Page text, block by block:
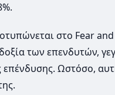
στο Fear and
των επενδυτών,
επένδυσης. Ωστόσο,